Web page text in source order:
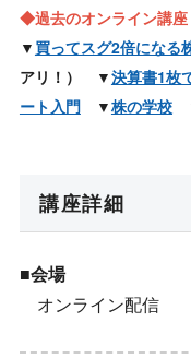
◆過去のオンライン講
▼ 買ってスグ2倍になる
アリ！） ▼決算書1枚
ート入門▼株の学校
講座詳細
■会場
オンライン